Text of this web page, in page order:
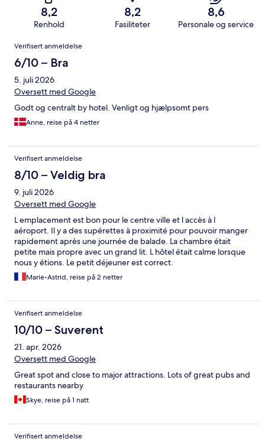
8,2
Renhold
8,2
Fasiliteter
8,6
Personale og service
Anmeldelser
Verifisert anmeldelse
6/10 – Bra
5. juli 2026
Oversett med Google
Godt og centralt by hotel. Venligt og hjælpsomt pers
Anne, reise på 4 netter
Verifisert anmeldelse
8/10 – Veldig bra
9. juli 2026
Oversett med Google
L emplacement est bon pour le centre ville et l accès à l
aéroport. Il y a des supérettes à proximité pour pouvoir manger
rapidement après une journée de balade. La chambre était
petite mais propre avec un grand lit. L hôtel était calme lorsque
nous y étions. Le petit déjeuner est correct.
Marie-Astrid, reise på 2 netter
Verifisert anmeldelse
10/10 – Suverent
21. apr. 2026
Oversett med Google
Great spot and close to major attractions. Lots of great pubs and
restaurants nearby
Skye, reise på 1 natt
Verifisert anmeldelse